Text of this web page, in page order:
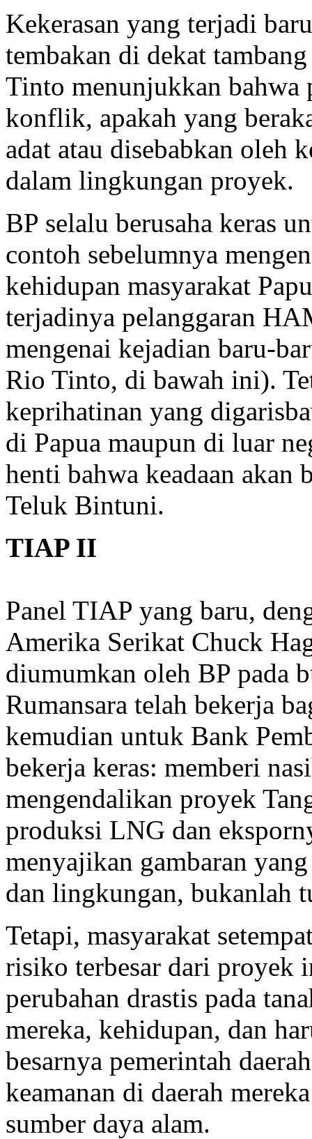
Kekerasan yang terjadi
tembakan di dekat
Tinto menunjukkan bahwa
konflik, apakah yang
adat atau disebabkan oleh
dalam lingkungan proyek.
BP selalu berusaha keras
contoh sebelumnya
kehidupan masyarakat
terjadinya pelanggaran
mengenai kejadian baru-
Rio Tinto, di bawah ini).
keprihatinan yang
di Papua maupun di luar
henti bahwa keadaan
Teluk Bintuni.
TIAP II
Panel TIAP yang baru,
Amerika Serikat Chuck
diumumkan oleh BP pada
Rumansara telah bekerja
kemudian untuk Bank
bekerja keras: memberi
mengendalikan proyek
produksi LNG dan
menyajikan gambaran
dan lingkungan, bukanlah
Tetapi, masyarakat
risiko terbesar dari proyek
perubahan drastis pada
mereka, kehidupan, dan
besarnya pemerintah
keamanan di daerah
sumber daya alam.